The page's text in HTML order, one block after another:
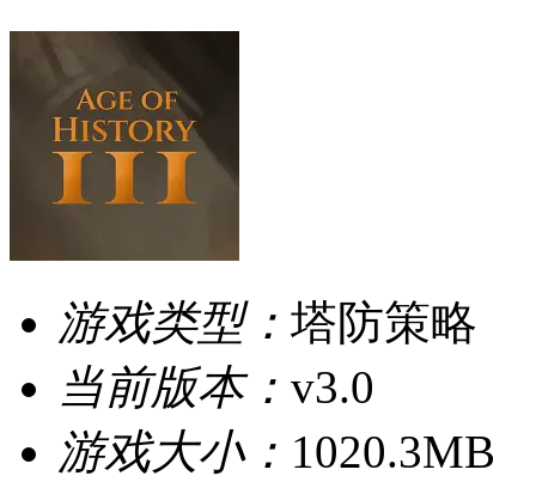
游戏类型： 塔防策略
当前版本： v3.0
游戏大小： 1020.3MB